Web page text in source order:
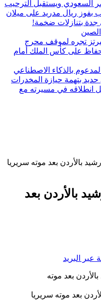
السعودي ويستقبل الترحيب
بفوز ريال مدريد على ميلان
جدة بتنازلات ضخمة!
تجره لموقف محرج
على كأس الملك أمام
بتهمة حيازة المخدرات
5 بطولات قبل انطلاقه في مسيرته مع
بالأردن بعد موته سريريا
بالأردن بعد
عبر البريد
بعد موته سريريا